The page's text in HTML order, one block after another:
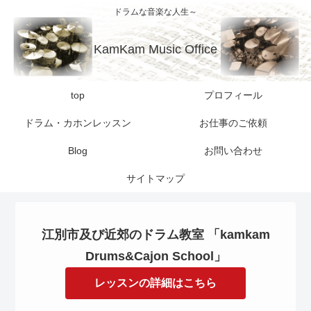
ドラムな音楽な人生～
KamKam Music Office
top プロフィール
ドラム・カホンレッスン お仕事のご依頼
Blog お問い合わせ
サイトマップ
江別市及び近郊のドラム教室 「kamkam
Drums&Cajon School」
レッスンの詳細はこちら